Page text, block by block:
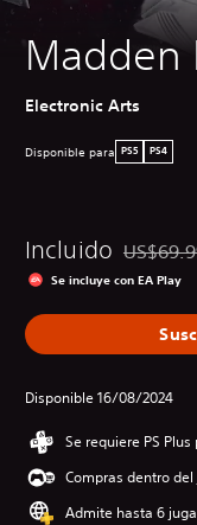
Madden
Electronic Arts
Disponible para PS5 PS4
Incluido
Se incluye con EA Play
Disponible 16/08/2024
Se requiere PS
Compras dentro
Admite hasta 6